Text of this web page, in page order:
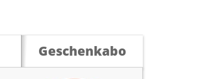
Geschenkabo